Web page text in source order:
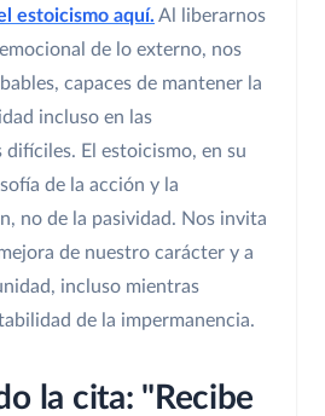
estoicismo aquí. Al liberarnos
de lo externo, nos
capaces de mantener la
incluso en las
El estoicismo, en su
de la acción y la
no de la pasividad. Nos invita
de nuestro carácter y a
incluso mientras
de la impermanencia.
la cita: "Recibe